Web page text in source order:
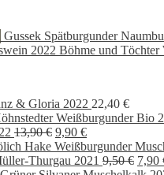
Gussek Spätburgunder
Böhme und Töchter
& Gloria 2022 22,40 €
Weißburgunder Bio
13,90€ Ursprünglicher
Preis
war:
9,90 €Aktueller
Preis
ist:
Hake Weißburgunder
Thurgau 2021 9,50€ 7,90